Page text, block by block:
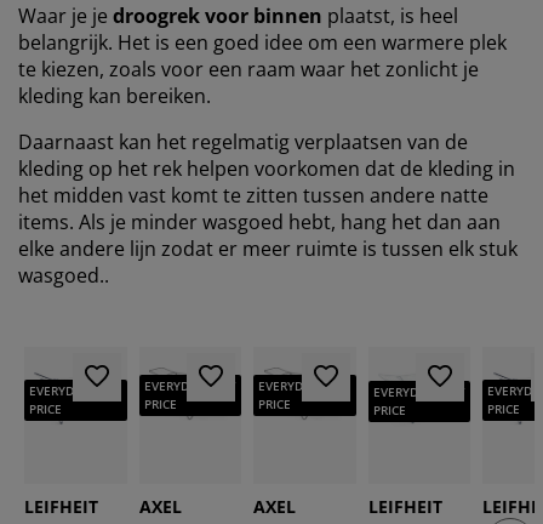
Waar je je droogrek voor binnen plaatst, is heel
belangrijk. Het is een goed idee om een warmere plek
te kiezen, zoals voor een raam waar het zonlicht je
kleding kan bereiken.
Daarnaast kan het regelmatig verplaatsen van de
kleding op het rek helpen voorkomen dat de kleding in
het midden vast komt te zitten tussen andere natte
items. Als je minder wasgoed hebt, hang het dan aan
elke andere lijn zodat er meer ruimte is tussen elk stuk
wasgoed..
EVERYDAY LOW
PRICE
LEIFHEIT
EVERYDAY LOW
PRICE
AXEL
EVERYDAY LOW
PRICE
AXEL
EVERYDAY LOW
PRICE
LEIFHEIT
PRICE